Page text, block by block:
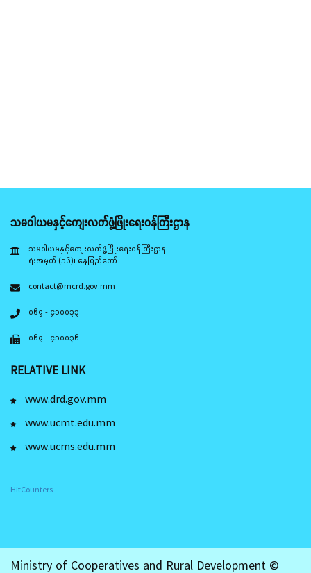
သမဝါယမနှင့်ကျေးလက်ဖွံ့ဖြိုးရေးဝန်ကြီးဌာန
သမဝါယမနှင့်ကျေးလက်ဖွံ့ဖြိုးရေးဝန်ကြီးဌာန ၊
ရုံးအမှတ် (၁၆)၊ နေပြည်တော်
contact@mcrd.gov.mm
၀၆၇ - ၄၁၀၀၃၃
၀၆၇ - ၄၁၀၀၃၆
RELATIVE LINK
www.drd.gov.mm
www.ucmt.edu.mm
www.ucms.edu.mm
HitCounters
Ministry of Cooperatives and Rural Development ©